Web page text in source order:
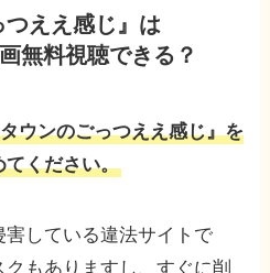
つええ感じ』は
無料視聴できる？
ウンのごっつええ感じ』を
てください。
している違法サイトで
もありますし、すぐに削